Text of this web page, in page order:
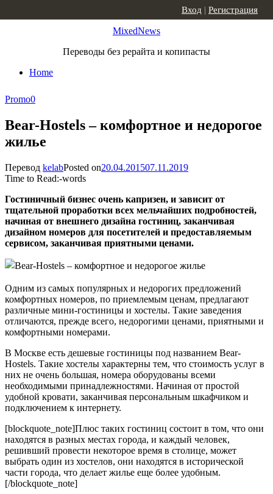
MixedNews
Переводы без рерайта и копипасты
Home
Вход | Регистрация
Promo0
Bear-Hostels – комфортное и недорогое
жилье
Перевод kelabPosted on20.04.201507.11.2019
Time to Read:-words
Гостиничный бизнес очень капризен, и зависит от
тщательной проработки всех мельчайших подробностей,
начиная от внешнего дизайна гостиниц, заканчивая
дизайном номеров для посетителей и предоставляемым
сервисом, заканчивая приятными ценами.
Одним из самых популярных и недорогих предложений
комфортных номеров, по приемлемым ценам, предлагают
различные мини-гостиницы и хостелы. Такие заведения
отличаются, прежде всего, недорогими ценами, приятными и
комфортными номерами.
В Москве есть дешевые гостиницы под названием Bear-
Hostels. Такие хостелы характерны тем, что стоимость услуг в
них не очень большая, номера оборудованы всеми
необходимыми принадлежностями. Начиная от простой
удобной кровати, заканчивая персональным шкафчиком и
подключением к интернету.
[blockquote_note]Плюс таких гостиниц состоит в том, что они
находятся в разных местах города, и каждый человек,
решивший провести некоторое время в столице, может
выбрать один из хостелов, они находятся в исторической
части города, что делает жилье еще более удобным.
[/blockquote_note]